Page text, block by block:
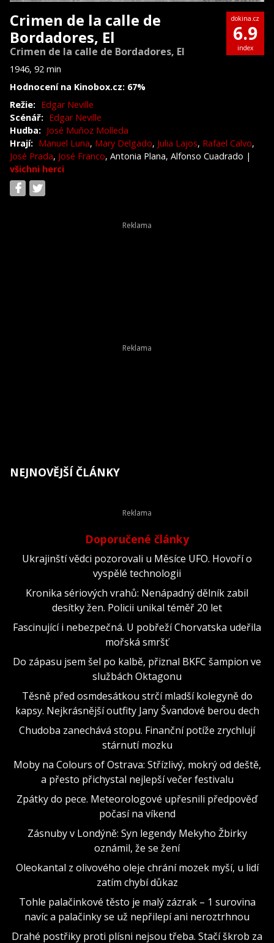
Crimen de la calle de
Bordadores, El
Crimen de la calle de Bordadores, El
1946, 92 min
Hodnocení na Kinobox.cz: 67%
dokina.cz
6.9
index
Režie: Edgar Neville
Scénář: Edgar Neville
Hudba: José Muñoz Molleda
Hrají: Manuel Luna, Mary Delgado, Julia Lajos, Rafael Calvo,
José Prada, José Franco, Antonia Plana, Alfonso Cuadrado |
všichni herci
NEJNOVĚJŠÍ ČLÁNKY
Doporučené články
Ukrajinští vědci pozorovali u Měsíce UFO. Hovoří o
vyspělé technologii
Kronika sériových vrahů: Nenápadný dělník zabil
desítky žen. Policii unikal téměř 20 let
Fascinující i nebezpečná. U pobřeží Chorvatska udeřila
mořská smršť
Do zápasu jsem šel po kalbě, přiznal BKFC šampion ve
službách Oktagonu
Těsně před osmdesátkou strčí mladší kolegyně do
kapsy. Nejkrásnější outfity Jany Švandové berou dech
Chudoba zanechává stopu. Finanční potíže zrychlují
stárnutí mozku
Moby na Colours of Ostrava: Střízlivý, mokrý od deště,
a přesto přichystal nejlepší večer festivalu
Zpátky do pece. Meteorologové upřesnili předpověď
počasí na víkend
Zásnuby v Londýně: Syn legendy Mekyho Žbirky
oznámil, že se žení
Oleokantal z olivového oleje chrání mozek myší, u lidí
zatím chybí důkaz
Tohle palačinkové těsto je malý zázrak – 1 surovina
navíc a palačinky se už nepřilepí ani neroztrhnou
Drahé postřiky proti plísni nejsou třeba. Stačí škrob za